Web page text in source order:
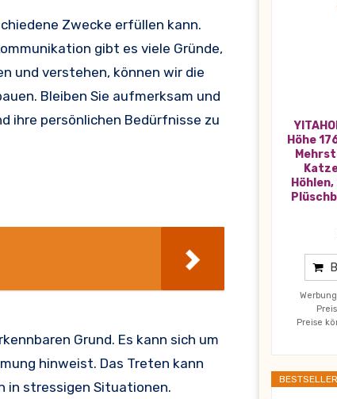
Zwecke erfüllen kann.
gibt es viele Gründe,
und verstehen, können wir die
Bleiben Sie aufmerksam und
ihre persönlichen Bedürfnisse zu
Grund. Es kann sich um
hinweist. Das Treten kann
in stressigen Situationen.
Höhe
Preise